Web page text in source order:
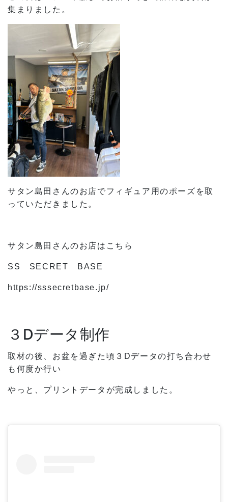
集まりました。
サタン島田さんのお店でフィギュア用のポーズを取
っていただきました。
サタン島田さんのお店はこちら
SS SECRET BASE
https://sssecretbase.jp/
３Dデータ制作
取材の後、お盆を過ぎた頃３Dデータの打ち合わせ
も何度か行い
やっと、プリントデータが完成しました。